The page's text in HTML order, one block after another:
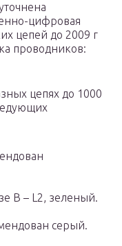
цифровая
цепей до 2009 г
проводников:
цепях до 1000
В – L2, зеленый.
серый.